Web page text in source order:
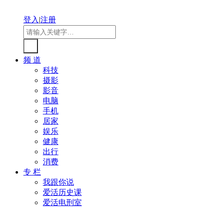
登入|注册
频 道
科技
摄影
影音
电脑
手机
居家
娱乐
健康
出行
消费
专 栏
我跟你说
爱活历史课
爱活电刑室